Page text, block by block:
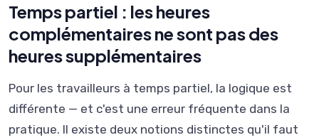
Temps partiel : les heures
complémentaires ne sont pas des
heures supplémentaires
Pour les travailleurs à temps partiel, la logique est
différente — et c'est une erreur fréquente dans la
pratique. Il existe deux notions distinctes qu'il faut